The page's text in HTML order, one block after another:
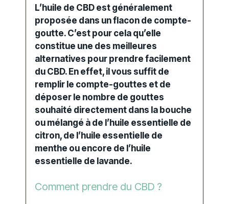
L’huile de CBD est généralement
proposée dans unflacon de compte-
goutte. C’est pour cela qu’elle
constitue une des meilleures
alternatives pour prendre facilement
du CBD. En effet, il vous suffit de
remplir le compte-gouttes et de
déposer le nombre de gouttes
souhaité directement dans la bouche
ou mélangé à de l’huile essentielle de
citron, de l’huile essentielle de
menthe ou encore de l’huile
essentielle de lavande.
Comment prendre du CBD ?